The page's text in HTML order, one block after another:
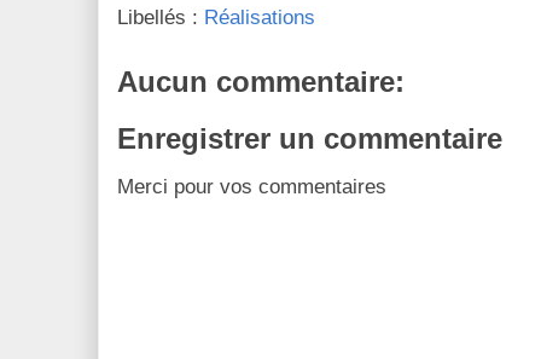
Libellés : Réalisations
Aucun commentaire:
Enregistrer un commentaire
Merci pour vos commentaires